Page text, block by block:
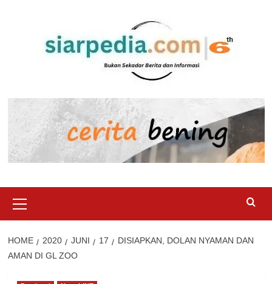
Menu
HOME 2020 JUNI 17
DISIAPKAN, DOLAN NYAMAN DAN
AMAN DI GL ZOO